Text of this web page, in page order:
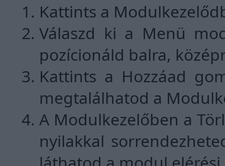
Kattints a
Válaszd ki a Menü
pozícionáld balra,
Kattints a Hozzáad
megtalálhatod a
A Modulkezelőben a
nyilakkal